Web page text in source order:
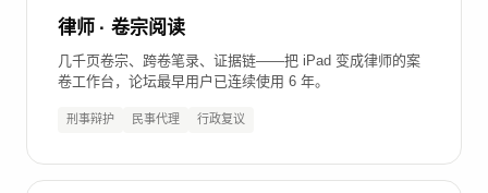
律师 · 卷宗阅读
几千页卷宗、跨卷笔录、证据链——把 iPad 变成律师的案
卷工作台，论坛最早用户已连续使用 6 年。
刑事辩护 民事代理 行政复议